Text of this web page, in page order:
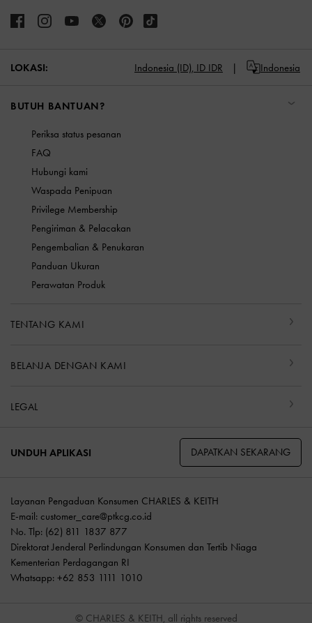
LOKASI: Indonesia (ID), ID IDR Indonesia
BUTUH BANTUAN?
Periksa status pesanan
FAQ
Hubungi kami
Waspada Penipuan
Privilege Membership
Pengiriman & Pelacakan
Pengembalian & Penukaran
Panduan Ukuran
Perawatan Produk
TENTANG KAMI
BELANJA DENGAN KAMI
LEGAL
UNDUH APLIKASI DAPATKAN SEKARANG
Layanan Pengaduan Konsumen CHARLES & KEITH
E-mail: customer_care@ptkcg.co.id
No. Tlp: (62) 811 1837 877
Direktorat Jenderal Perlindungan Konsumen dan Tertib Niaga
Kementerian Perdagangan RI
Whatsapp: +62 853 1111 1010
© CHARLES & KEITH, all rights reserved